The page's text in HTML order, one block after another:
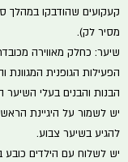
קעקועים שהודבקו במהלך
מסיר לק).
שיער: כחלק מאווירה
הפעילות הגופנית המגוונת
הבנות והבנים בעלי
יש לשמור על היגיינת
להגיע בשיער צבוע.
יש לשלוח עם הילדים